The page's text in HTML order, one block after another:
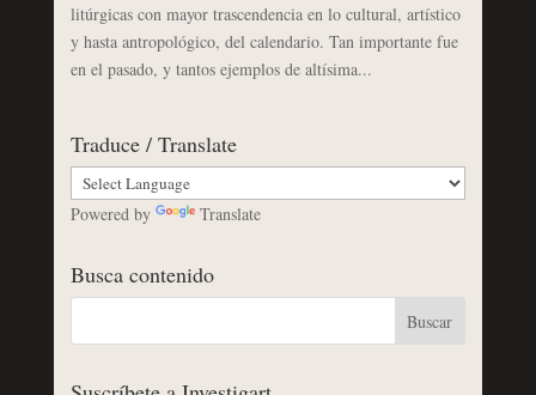
litúrgicas con mayor trascendencia en lo cultural, artístico
y hasta antropológico, del calendario. Tan importante fue
en el pasado, y tantos ejemplos de altísima...
Traduce / Translate
Powered by Translate
Busca contenido